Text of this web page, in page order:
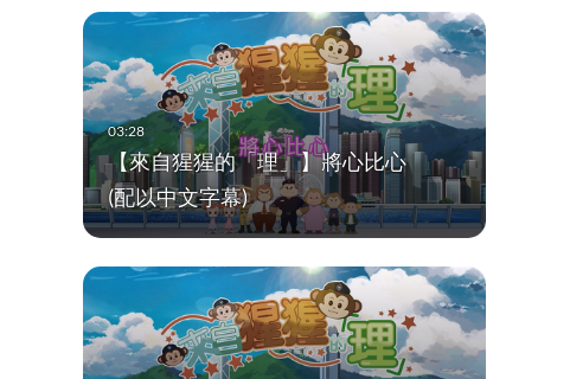
【來自猩猩的「理」】將心比心
(配以中文字幕)